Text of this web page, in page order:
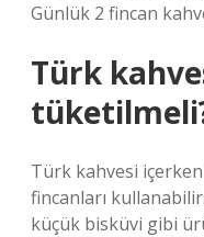
Günlük 2 fincan
Türk
Türk kahvesi
fincanları
küçük bisküvi gibi